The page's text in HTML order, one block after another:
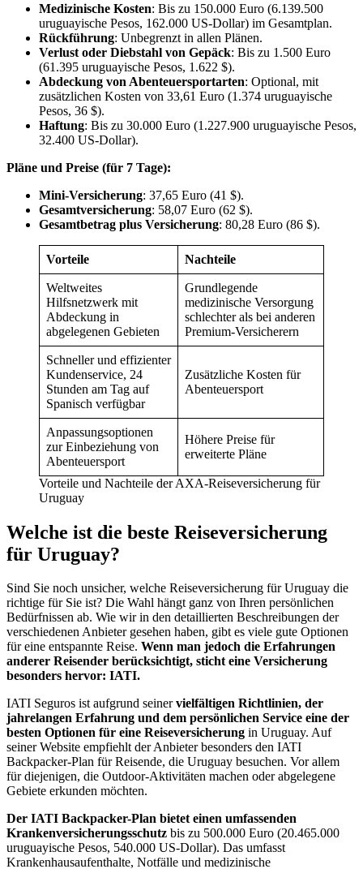
Medizinische Kosten: Bis zu 150.000 Euro (6.139.500
uruguayische Pesos, 162.000 US-Dollar) im Gesamtplan.
Rückführung: Unbegrenzt in allen Plänen.
Verlust oder Diebstahl von Gepäck: Bis zu 1.500 Euro
(61.395 uruguayische Pesos, 1.622 $).
Abdeckung von Abenteuersportarten: Optional, mit
zusätzlichen Kosten von 33,61 Euro (1.374 uruguayische
Pesos, 36 $).
Haftung: Bis zu 30.000 Euro (1.227.900 uruguayische Pesos,
32.400 US-Dollar).
Pläne und Preise (für 7 Tage):
Mini-Versicherung: 37,65 Euro (41 $).
Gesamtversicherung: 58,07 Euro (62 $).
Gesamtbetrag plus Versicherung: 80,28 Euro (86 $).
Vorteile Nachteile
Weltweites
Hilfsnetzwerk mit
Abdeckung in
abgelegenen Gebieten
Grundlegende
medizinische Versorgung
schlechter als bei anderen
Premium-Versicherern
Schneller und effizienter
Kundenservice, 24
Stunden am Tag auf
Spanisch verfügbar
Zusätzliche Kosten für
Abenteuersport
Anpassungsoptionen
zur Einbeziehung von
Abenteuersport
Höhere Preise für
erweiterte Pläne
Vorteile und Nachteile der AXA-Reiseversicherung für
Uruguay
Welche ist die beste Reiseversicherung
für Uruguay?
Sind Sie noch unsicher, welche Reiseversicherung für Uruguay die
richtige für Sie ist? Die Wahl hängt ganz von Ihren persönlichen
Bedürfnissen ab. Wie wir in den detaillierten Beschreibungen der
verschiedenen Anbieter gesehen haben, gibt es viele gute Optionen
für eine entspannte Reise. Wenn man jedoch die Erfahrungen
anderer Reisender berücksichtigt, sticht eine Versicherung
besonders hervor: IATI.
IATI Seguros ist aufgrund seinervielfältigen Richtlinien, der
jahrelangen Erfahrung und dem persönlichen Service eine der
besten Optionen für eine Reiseversicherung in Uruguay. Auf
seiner Website empfiehlt der Anbieter besonders den IATI
Backpacker-Plan für Reisende, die Uruguay besuchen. Vor allem
für diejenigen, die Outdoor-Aktivitäten machen oder abgelegene
Gebiete erkunden möchten.
Der IATI Backpacker-Plan bietet einen umfassenden
Krankenversicherungsschutz bis zu 500.000 Euro (20.465.000
uruguayische Pesos, 540.000 US-Dollar). Das umfasst
Krankenhausaufenthalte, Notfälle und medizinische